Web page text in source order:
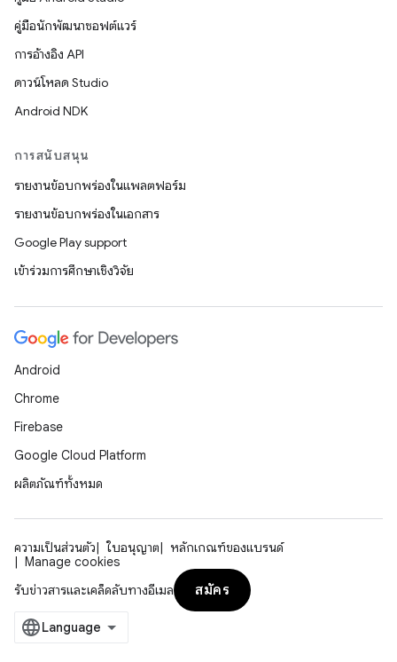
คู่มือนักพัฒนาซอฟต์แวร์
การอ้างอิง API
ดาวน์โหลด Studio
Android NDK
การสนับสนุน
รายงานข้อบกพร่องในแพลตฟอร์ม
รายงานข้อบกพร่องในเอกสาร
Google Play support
เข้าร่วมการศึกษาเชิงวิจัย
Android
Chrome
Firebase
Google Cloud Platform
ผลิตภัณฑ์ทั้งหมด
ความเป็นส่วนตัว ใบอนุญาต
หลักเกณฑ์ของแบรนด์
Manage cookies
รับข่าวสารและเคล็ดลับทางอีเมล
สมัคร